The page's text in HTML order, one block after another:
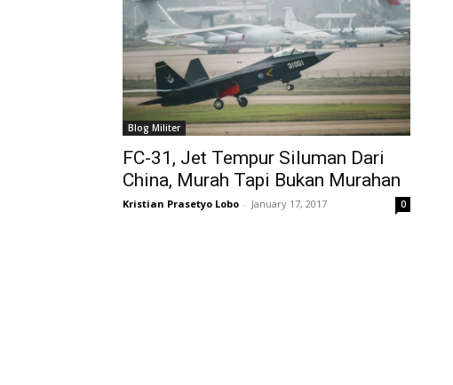
Blog Militer
FC-31, Jet Tempur Siluman Dari
China, Murah Tapi Bukan Murahan
Kristian Prasetyo Lobo - January 17, 2017 0